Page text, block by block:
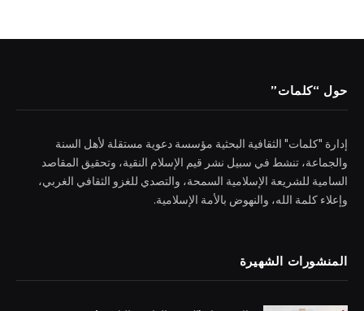
حول “كلمات”
إدارة "كلمات" الثقافية البحثية مؤسسة دعوية مستقلة لأهل السنة
والجماعة، تنشط في سبيل نشر قيم الإسلام النقية، وتحقيق المقاصد
السامية للشريعة الإسلامية السمحة، والتصدي للغزو الثقافي الغربي،
وإعلاء كلمة الله، والنهوض بالأمة الإسلامية.
المنشورات الشهيرة